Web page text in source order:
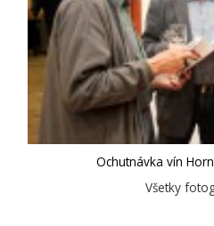
Ochutnávka vín
Všetky